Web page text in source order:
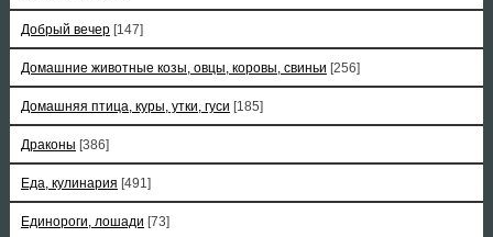
Добрый вечер [147]
Домашние животные козы, овцы, коровы, свиньи [256]
Домашняя птица, куры, утки, гуси [185]
Драконы [386]
Еда, кулинария [491]
Единороги, лошади [73]